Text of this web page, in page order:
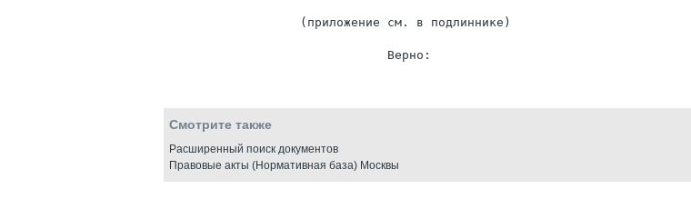
                  (приложение см. в подлиннике)
Смотрите также
Расширенный поиск документов
Правовые акты (Нормативная база) Москвы